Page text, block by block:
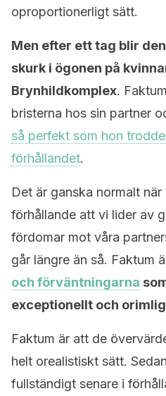
oproportionerligt sätt.
Men efter ett tag blir
skurk i ögonen på
Brynhildkomplex.
bristerna hos sin partner
så perfekt som hon
förhållandet.
Det är ganska normalt
förhållande att vi lider av
fördomar mot våra
går längre än så. Faktum
och förväntningarna
exceptionellt och
Faktum är att de
helt orealistiskt sätt.
fullständigt senare i